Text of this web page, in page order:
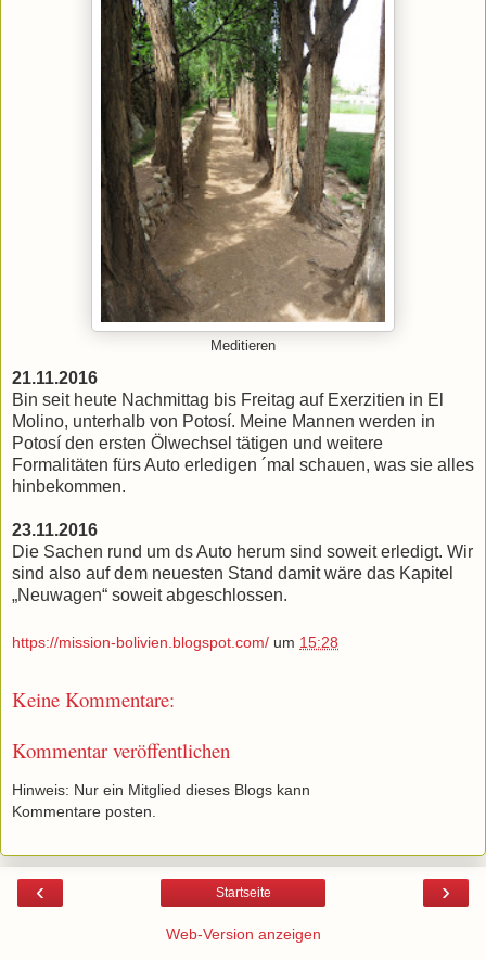
Meditieren
21.11.2016
Bin seit heute Nachmittag bis Freitag auf Exerzitien in El
Molino, unterhalb von Potosí. Meine Mannen werden in
Potosí den ersten Ölwechsel tätigen und weitere
Formalitäten fürs Auto erledigen ´mal schauen, was sie alles
hinbekommen.
23.11.2016
Die Sachen rund um ds Auto herum sind soweit erledigt. Wir
sind also auf dem neuesten Stand damit wäre das Kapitel
„Neuwagen“ soweit abgeschlossen.
https://mission-bolivien.blogspot.com/ um 15:28
Keine Kommentare:
Kommentar veröffentlichen
Hinweis: Nur ein Mitglied dieses Blogs kann
Kommentare posten.
‹ ›
Startseite
Web-Version anzeigen